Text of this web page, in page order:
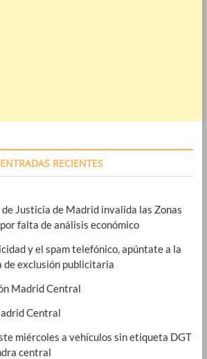
ENTRADAS RECIENTES
Justicia de Madrid invalida las Zonas
falta de análisis económico
y el spam telefónico, apúntate a la
de exclusión publicitaria
Madrid Central
Central
miércoles a vehículos sin etiqueta DGT
central